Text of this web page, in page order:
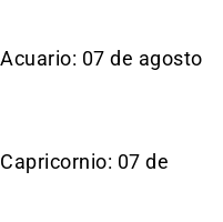
07 de agosto
07 de